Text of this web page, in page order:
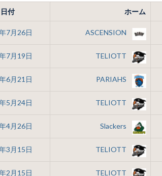
日付 ホーム
7月26日 ASCENSION
7月19日 TELIOTT
6月21日 PARIAHS
5月24日 TELIOTT
4月26日 Slackers
3月15日 TELIOTT
2月15日 TELIOTT